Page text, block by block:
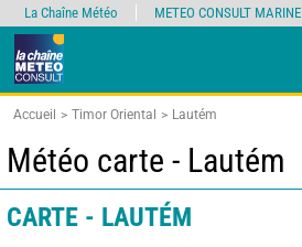
Accueil Timor Oriental Lautém
Météo carte - Lautém
CARTE - LAUTÉM
La Chaîne Météo METEO CONSULT MARINE